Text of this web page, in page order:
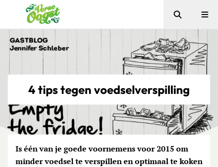
Verse Oogst
Zoeken
4 tips tegen voedselverspilling
Is één van je goede voornemens voor 2015 om
minder voedsel te verspillen en optimaal te koken